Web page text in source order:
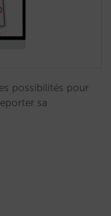
possibilités pour
sa